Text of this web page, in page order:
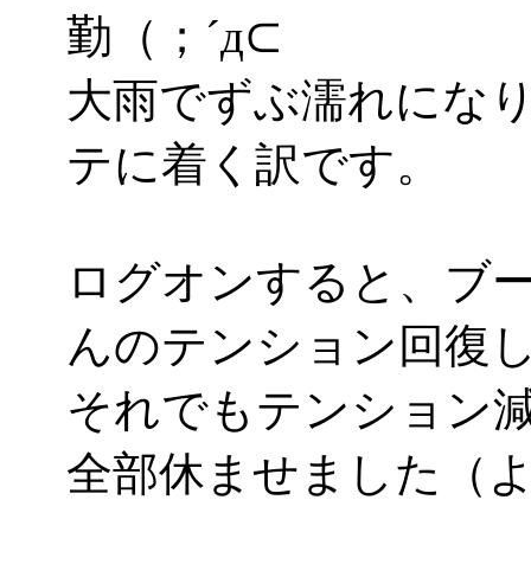
勤（；´д⊂
大雨でずぶ濡れにな
テに着く訳です。
ログオンすると、ブ
んのテンション回復
それでもテンション
全部休ませました（